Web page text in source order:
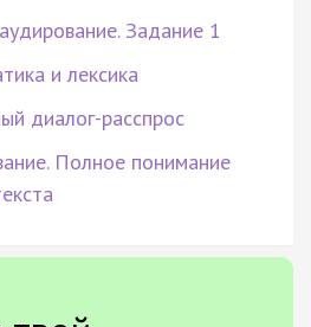
Задание 1
и лексика
диалог-расспрос
Полное понимание